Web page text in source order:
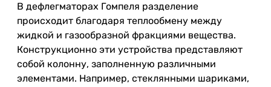
В дефлегматорах Гомпеля разделение
происходит благодаря теплообмену между
жидкой и газообразной фракциями вещества.
Конструкционно эти устройства представляют
собой колонну, заполненную различными
элементами. Например, стеклянными шариками,